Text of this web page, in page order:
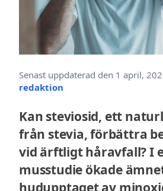
Senast uppdaterad den 1 april,
redaktion
Kan steviosid, ett
från stevia, förbättra
vid ärftligt håravfall? I
musstudie ökade
hudupptaget av